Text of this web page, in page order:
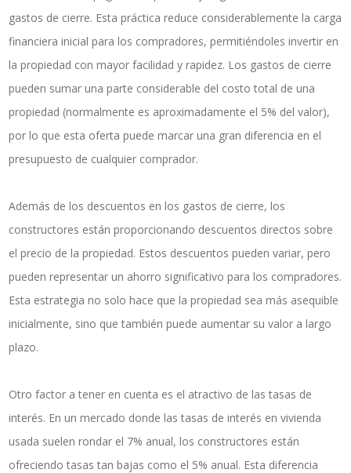
gastos de cierre. Esta práctica reduce considerablemente la carga
financiera inicial para los compradores, permitiéndoles invertir en
la propiedad con mayor facilidad y rapidez. Los gastos de cierre
pueden sumar una parte considerable del costo total de una
propiedad (normalmente es aproximadamente el 5% del valor),
por lo que esta oferta puede marcar una gran diferencia en el
presupuesto de cualquier comprador.
Además de los descuentos en los gastos de cierre, los
constructores están proporcionando descuentos directos sobre
el precio de la propiedad. Estos descuentos pueden variar, pero
pueden representar un ahorro significativo para los compradores.
Esta estrategia no solo hace que la propiedad sea más asequible
inicialmente, sino que también puede aumentar su valor a largo
plazo.
Otro factor a tener en cuenta es el atractivo de las tasas de
interés. En un mercado donde las tasas de interés en vivienda
usada suelen rondar el 7% anual, los constructores están
ofreciendo tasas tan bajas como el 5% anual. Esta diferencia